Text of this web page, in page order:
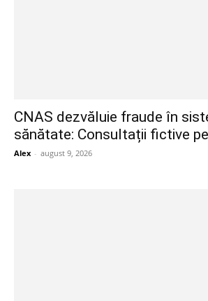
CNAS dezvăluie fraude în
sănătate: Consultații fictive
Alex - august 9, 2026